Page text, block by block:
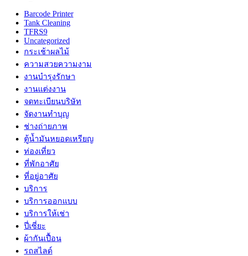
Barcode Printer
Tank Cleaning
TFRS9
Uncategorized
กระเช้าผลไม้
ความสวยความงาม
งานบำรุงรักษา
งานแต่งงาน
จดทะเบียนบริษัท
จัดงานทำบุญ
ช่างถ่ายภาพ
ตู้น้ำมันหยอดเหรียญ
ท่องเที่ยว
ที่พักอาศัย
ที่อยู่อาศัย
บริการ
บริการออกแบบ
บริการให้เช่า
ปี่เซี่ยะ
ผ้ากันเปื้อน
รถสไลด์